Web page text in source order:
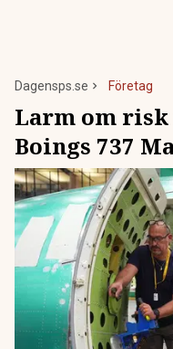
Dagensps.se Företag
Larm om
Boings 737